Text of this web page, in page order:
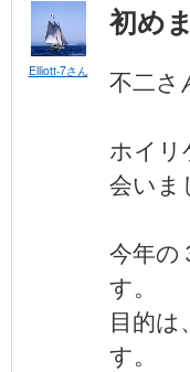
Elliott-7さん
初め
不二さ
ホイリ
会いま
今年の
す。
目的
す。